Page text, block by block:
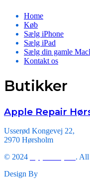
Home
Køb
Sælg iPhone
Sælg iPad
Sælg din gamle
Kontakt os
Butikker
Apple Repair
Usserød Kongevej 22,
2970 Hørsholm
© 2024
. All
Design By